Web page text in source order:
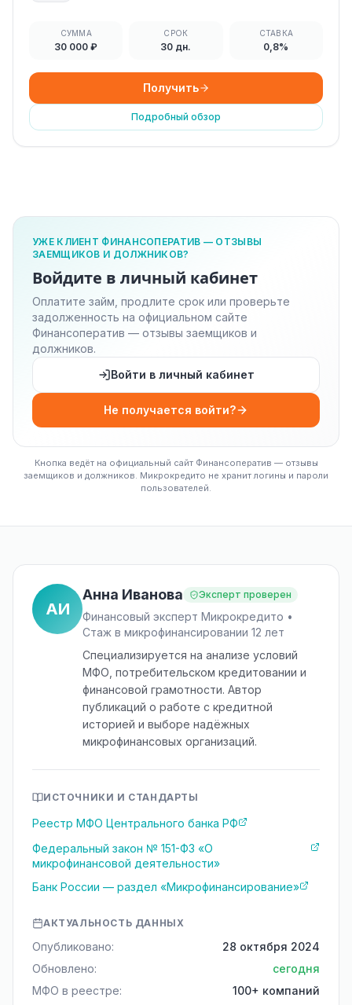
СУММА
30 000 ₽
СРОК
30 дн.
СТАВКА
0,8%
Получить
Подробный обзор
УЖЕ КЛИЕНТ ФИНАНСОПЕРАТИВ — ОТЗЫВЫ
ЗАЕМЩИКОВ И ДОЛЖНИКОВ?
Войдите в личный кабинет
Оплатите займ, продлите срок или проверьте
задолженность на официальном сайте
Финансоператив — отзывы заемщиков и
должников.
Войти в личный кабинет
Не получается войти?
Кнопка ведёт на официальный сайт Финансоператив — отзывы
заемщиков и должников. Микрокредито не хранит логины и пароли
пользователей.
АИ
Анна Иванова Эксперт проверен
Финансовый эксперт Микрокредито •
Стаж в микрофинансировании 12 лет
Специализируется на анализе условий
МФО, потребительском кредитовании и
финансовой грамотности. Автор
публикаций о работе с кредитной
историей и выборе надёжных
микрофинансовых организаций.
ИСТОЧНИКИ И СТАНДАРТЫ
Реестр МФО Центрального банка РФ
Федеральный закон № 151-ФЗ «О
микрофинансовой деятельности»
Банк России — раздел «Микрофинансирование»
АКТУАЛЬНОСТЬ ДАННЫХ
Опубликовано:
28 октября 2024
Обновлено:
сегодня
МФО в реестре:
100+ компаний